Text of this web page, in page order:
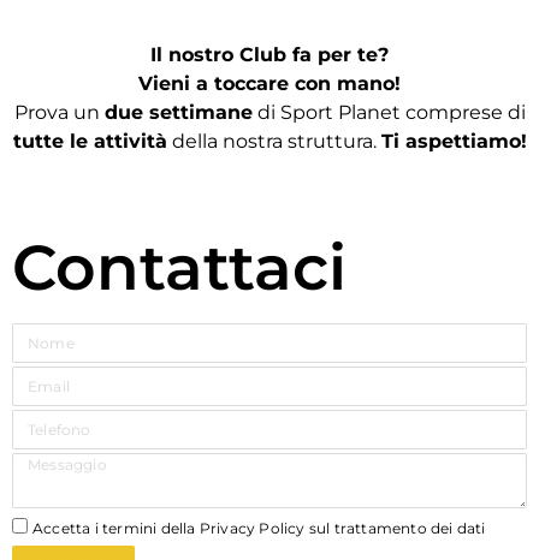
Il nostro Club fa per te?
Vieni a toccare con mano!
Prova un due settimanedi Sport Planet comprese di
tutte le attività della nostra struttura. Ti aspettiamo!
Contattaci
Accetta i termini della Privacy Policy sul trattamento dei dati